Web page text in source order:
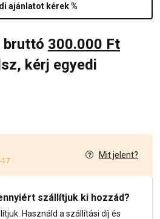
ajánlatot kérek %
bruttó 300.000 Ft
kérj egyedi
17
Mit jelent?
szállítjuk ki hozzád?
Használd a szállítási díj és